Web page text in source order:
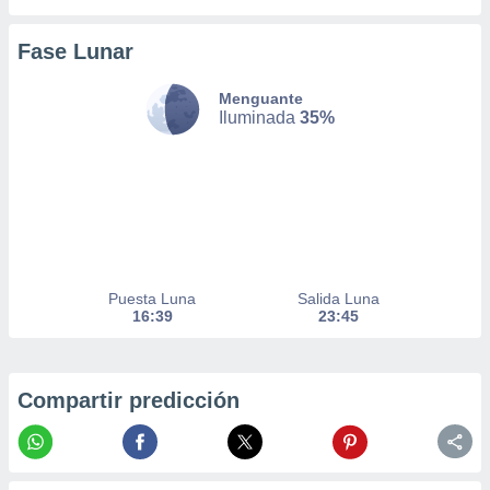
en
perfiles
utilizar
Fase Lunar
Menguante
Iluminada 35%
Puesta Luna
16:39
Salida Luna
23:45
Compartir predicción